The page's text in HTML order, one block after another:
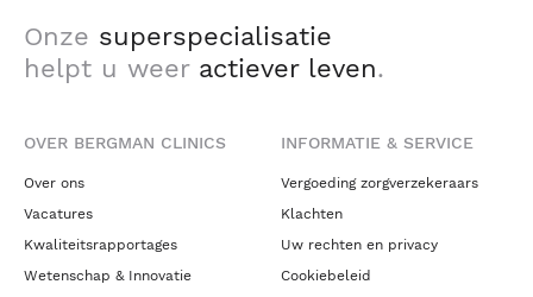
Onze superspecialisatie
helpt u weer actiever leven.
OVER BERGMAN CLINICS
Over ons
Vacatures
Kwaliteitsrapportages
Wetenschap & Innovatie
INFORMATIE & SERVICE
Vergoeding zorgverzekeraars
Klachten
Uw rechten en privacy
Cookiebeleid